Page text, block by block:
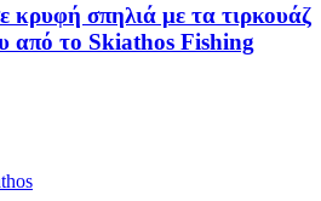
κρυφή σπηλιά με τα τιρκουάζ
από το Skiathos Fishing